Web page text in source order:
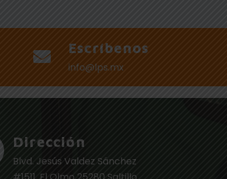
Escríbenos
info@lps.mx
Dirección
Blvd. Jesús Valdez Sánchez